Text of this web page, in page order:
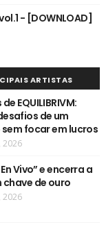
- [DOWNLOAD]
ARTISTAS
EQUILIBRIVM:
de um
focar em lucros
2026
Vivo” e encerra a
chave de ouro
2026